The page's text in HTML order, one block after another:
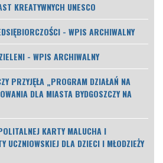
KREATYWNYCH UNESCO
- WPIS ARCHIWALNY
- WPIS ARCHIWALNY
PRZYJĘŁA „PROGRAM DZIAŁAŃ NA
DLA MIASTA BYDGOSZCZY NA
KARTY MALUCHA I
UCZNIOWSKIEJ DLA DZIECI I MŁODZIEŻY